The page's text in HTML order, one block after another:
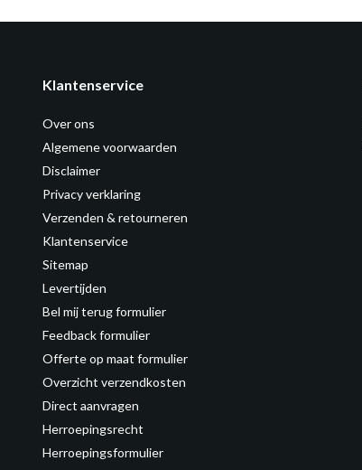
Klantenservice
Over ons
Algemene voorwaarden
Disclaimer
Privacy verklaring
Verzenden & retourneren
Klantenservice
Sitemap
Levertijden
Bel mij terug formulier
Feedback formulier
Offerte op maat formulier
Overzicht verzendkosten
Direct aanvragen
Herroepingsrecht
Herroepingsformulier